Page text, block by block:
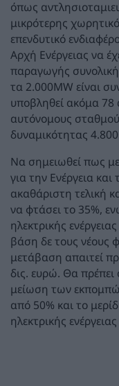
όπως
μικρότερης
επενδυτικό
Αρχή Ενέργειας να
παραγωγής
τα 2.000MW είναι
υποβληθεί ακόμα 78
αυτόνομους
δυναμικότητας
Να σημειωθεί πως
για την Ενέργεια
ακαθάριστη τελική
να φτάσει το 35%,
ηλεκτρικής
βάση δε τους νέους
μετάβαση απαιτεί
δις. ευρώ. Θα πρέπει
μείωση των
από 50% και το
ηλεκτρικής